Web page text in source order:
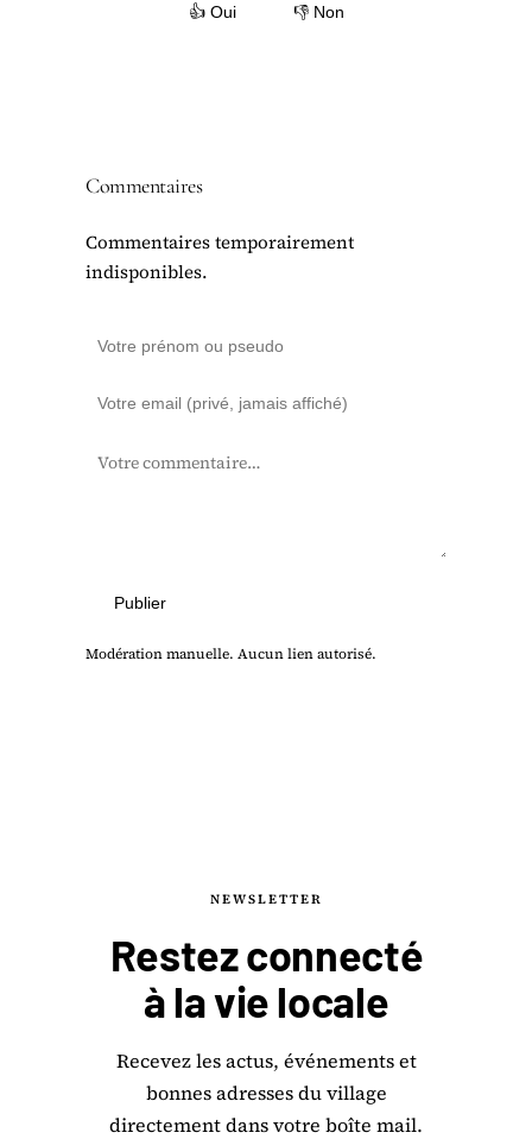
👍 Oui 👎 Non
Commentaires
Commentaires temporairement
indisponibles.
Publier
Modération manuelle. Aucun lien autorisé.
NEWSLETTER
Restez connecté
à lavie locale
Recevez les actus, événements et
bonnes adresses du village
directement dans votre boîte mail.